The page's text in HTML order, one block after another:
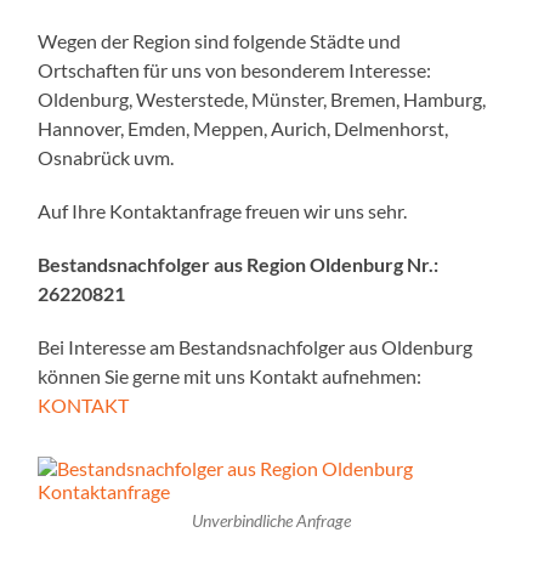
Wegen der Region sind folgende Städte und
Ortschaften für uns von besonderem Interesse:
Oldenburg, Westerstede, Münster, Bremen, Hamburg,
Hannover, Emden, Meppen, Aurich, Delmenhorst,
Osnabrück uvm.
Auf Ihre Kontaktanfrage freuen wir uns sehr.
Bestandsnachfolger aus Region Oldenburg Nr.:
26220821
Bei Interesse am Bestandsnachfolger aus Oldenburg
können Sie gerne mit uns Kontakt aufnehmen:
KONTAKT
Unverbindliche Anfrage